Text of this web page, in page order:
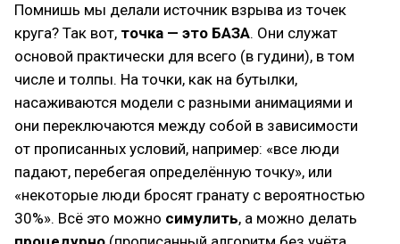
Помнишь мы делали источник взрыва из точек
круга? Так вот, точка — это БАЗА. Они служат
основой практически для всего (в гудини), в том
числе и толпы. На точки, как на бутылки,
насаживаются модели с разными анимациями и
они переключаются между собой в зависимости
от прописанных условий, например: «все люди
падают, перебегая определённую точку», или
«некоторые люди бросят гранату с вероятностью
30%». Всё это можно симулить, а можно делать